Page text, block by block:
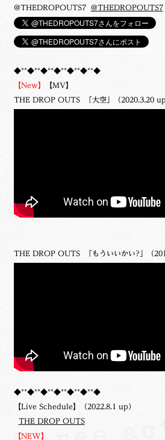
@THEDROPOUTS7 @THEDROPOUTS7
◆**◆**◆**◆**◆**◆**◆
【New】 【MV】
THE DROP OUTS 「大空」（2020.3.20 up
THE DROP OUTS 「もういいかい?」（
◆**◆**◆**◆**◆**◆**◆
【Live Schedule】（2022.8.1 up）
THE DROP OUTS
【NEW】